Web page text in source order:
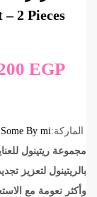
2 Pieces
EGP
الماركة:Some By mi
مجموعة ريتينول
بالريتینول لتعزيز
وأكثر نعومة مع